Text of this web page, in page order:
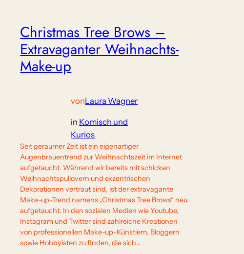
Christmas Tree Brows –
Extravaganter Weihnachts-
Make-up
vonLaura Wagner
in Komisch und
Kurios
Seit geraumer Zeit ist ein eigenartiger
Augenbrauentrend zur Weihnachtszeit im Internet
aufgetaucht. Während wir bereits mit schicken
Weihnachtspullovern und exzentrischen
Dekorationen vertraut sind, ist der extravagante
Make-up-Trend namens „Christmas Tree Brows“ neu
aufgetaucht. In den sozialen Medien wie Youtube,
Instagram und Twitter sind zahlreiche Kreationen
von professionellen Make-up-Künstlern, Bloggern
sowie Hobbyisten zu finden, die sich…